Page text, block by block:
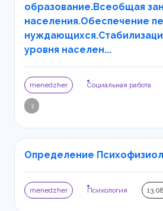
образование.Всеобщая
населения.Обеспечение
уровня населен...
menedzher Социальная работа
1
Определение
menedzher Психология